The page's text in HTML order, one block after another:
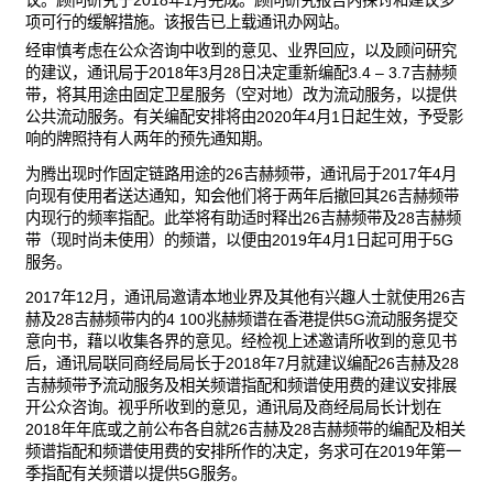
项可行的缓解措施。该报告已上载通讯办网站。
经审慎考虑在公众咨询中收到的意见、业界回应，以及顾问研究
的建议，通讯局于2018年3月28日决定重新编配3.4 – 3.7吉赫频
带，将其用途由固定卫星服务（空对地）改为流动服务，以提供
公共流动服务。有关编配安排将由2020年4月1日起生效，予受影
响的牌照持有人两年的预先通知期。
为腾出现时作固定链路用途的26吉赫频带，通讯局于2017年4月
向现有使用者送达通知，知会他们将于两年后撤回其26吉赫频带
内现行的频率指配。此举将有助适时释出26吉赫频带及28吉赫频
带（现时尚未使用）的频谱，以便由2019年4月1日起可用于5G
服务。
2017年12月，通讯局邀请本地业界及其他有兴趣人士就使用26吉
赫及28吉赫频带内的4 100兆赫频谱在香港提供5G流动服务提交
意向书，藉以收集各界的意见。经检视上述邀请所收到的意见书
后，通讯局联同商经局局长于2018年7月就建议编配26吉赫及28
吉赫频带予流动服务及相关频谱指配和频谱使用费的建议安排展
开公众咨询。视乎所收到的意见，通讯局及商经局局长计划在
2018年年底或之前公布各自就26吉赫及28吉赫频带的编配及相关
频谱指配和频谱使用费的安排所作的决定，务求可在2019年第一
季指配有关频谱以提供5G服务。